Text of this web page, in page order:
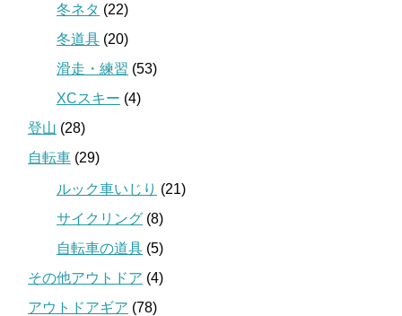
冬ネタ (22)
冬道具 (20)
滑走・練習 (53)
XCスキー (4)
登山 (28)
自転車 (29)
ルック車いじり (21)
サイクリング (8)
自転車の道具 (5)
その他アウトドア (4)
アウトドアギア (78)